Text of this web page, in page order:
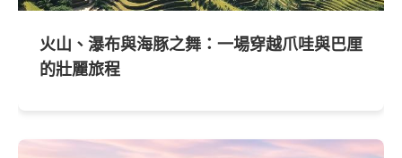
火山、瀑布與海豚之舞：一場穿越爪哇與巴厘
的壯麗旅程